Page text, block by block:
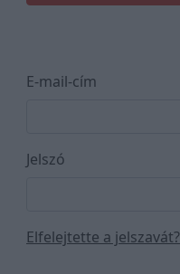
E-mail-cím
Jelszó
Elfelejtette a jelszavát?